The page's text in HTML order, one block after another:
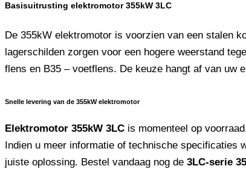
Basisuitrusting elektromotor 355kW 3LC
De 355kW elektromotor is voorzien van een stalen
lagerschilden zorgen voor een hogere weerstand
flens en B35 – voetflens. De keuze hangt af van uw
Snelle levering van de 355kW elektromotor
Elektromotor 355kW 3LC is momenteel op
Indien u meer informatie of technische
juiste oplossing. Bestel vandaag nog de 3LC-serie